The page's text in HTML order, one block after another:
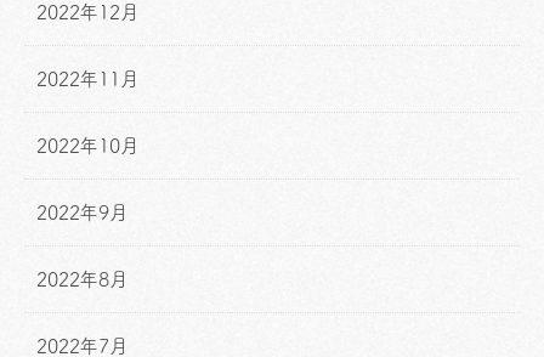
2022年12月
2022年11月
2022年10月
2022年9月
2022年8月
2022年7月